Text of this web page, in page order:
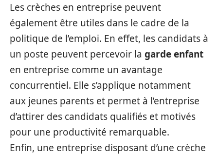
Les crèches en entreprise peuvent
également être utiles dans le cadre de la
politique de l’emploi. En effet, les candidats à
un poste peuvent percevoir la garde enfant
en entreprise comme un avantage
concurrentiel. Elle s’applique notamment
aux jeunes parents et permet à l’entreprise
d’attirer des candidats qualifiés et motivés
pour une productivité remarquable.
Enfin, une entreprise disposant d’une crèche